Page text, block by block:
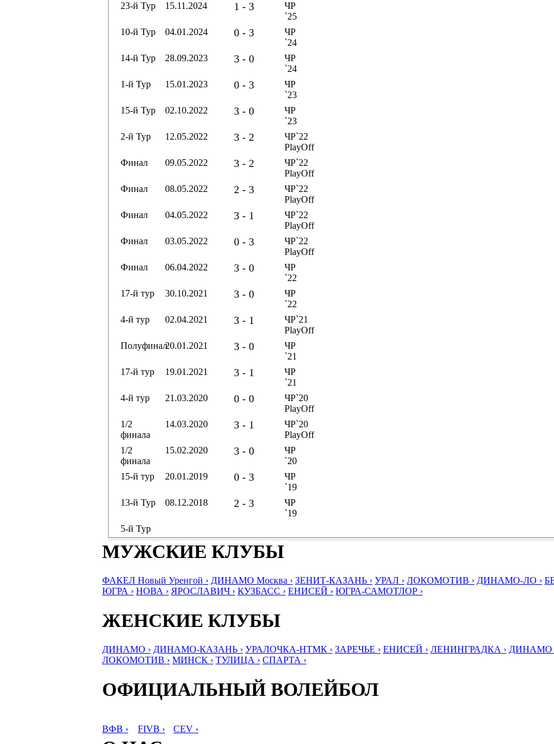
23-й Тур
15.11.2024 1 - 3
ЧР
`25
10-й Тур
04.01.2024 0 - 3
ЧР
`24
14-й Тур
28.09.2023 3 - 0
ЧР
`24
1-й Тур
15.01.2023 0 - 3
ЧР
`23
15-й Тур
02.10.2022 3 - 0
ЧР
`23
2-й Тур
12.05.2022 3 - 2
ЧР`22
PlayOff
Финал
09.05.2022 3 - 2
ЧР`22
PlayOff
Финал
08.05.2022 2 - 3
ЧР`22
PlayOff
Финал
04.05.2022 3 - 1
ЧР`22
PlayOff
Финал
03.05.2022 0 - 3
ЧР`22
PlayOff
Финал
06.04.2022 3 - 0
ЧР
`22
17-й тур
30.10.2021 3 - 0
ЧР
`22
4-й тур
02.04.2021 3 - 1
ЧР`21
PlayOff
Полуфинал20.01.2021 3 - 0
ЧР
`21
17-й тур
19.01.2021 3 - 1
ЧР
`21
4-й тур
21.03.2020 0 - 0
ЧР`20
PlayOff
1/2
финала
14.03.2020 3 - 1
ЧР`20
PlayOff
1/2
финала
15.02.2020 3 - 0
ЧР
`20
15-й тур
20.01.2019 0 - 3
ЧР
`19
13-й Тур
08.12.2018 2 - 3
ЧР
`19
5-й Тур
МУЖСКИЕ КЛУБЫ
ФАКЕЛ Новый Уренгой › ДИНАМО Москва › ЗЕНИТ-КАЗАНЬ › УРАЛ › ЛОКОМОТИВ › ДИНАМО-ЛО ›
ЮГРА › НОВА › ЯРОСЛАВИЧ › КУЗБАСС › ЕНИСЕЙ › ЮГРА-САМОТЛОР ›
ЖЕНСКИЕ КЛУБЫ
ДИНАМО › ДИНАМО-КАЗАНЬ › УРАЛОЧКА-НТМК › ЗАРЕЧЬЕ › ЕНИСЕЙ › ЛЕНИНГРАДКА › ДИНАМО
ЛОКОМОТИВ › МИНСК › ТУЛИЦА › СПАРТА ›
ОФИЦИАЛЬНЫЙ ВОЛЕЙБОЛ
ВФВ › FIVB › CEV ›